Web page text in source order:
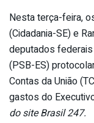
Nesta terça-feira,
(Cidadania-SE) e
deputados federais
(PSB-ES)
Contas da União
gastos do
do site Brasil 247.